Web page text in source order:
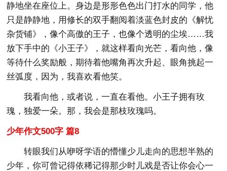
静地坐在座位上。身边是形形色色出门打水的同学，他
只是静静地，用修长的双手翻阅着淡蓝色封皮的《解忧
杂货铺》，像个高傲的王子，也像个透明的尘埃……我
放下手中的《小王子》，就这样看向光芒，看向他，像
等待什么奖励般，期待着他嘴角再次升起、眼角挑起一
丝弧度，因为，我喜欢看他笑。
我看向他，或者说，一直在看他。小王子拥有玫
瑰，独爱一朵。那，我会是那枝玫瑰吗。
少年作文500字 篇8
转眼我们从咿呀学语的懵懂少儿走向的思想半熟的
少年，你可曾记得依稀记得那少时儿戏是否让你会心一